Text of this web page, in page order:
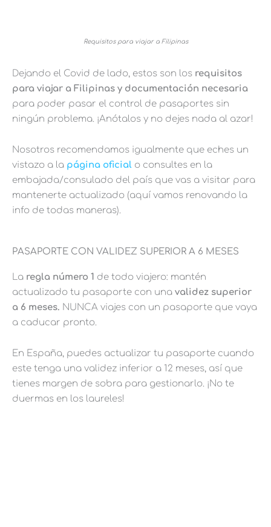
Requisitos para viajar a Filipinas
Dejando el Covid de lado, estos son los requisitos
para viajar a Filipinas y documentación necesaria
para poder pasar el control de pasaportes sin
ningún problema. ¡Anótalos y no dejes nada al azar!
Nosotros recomendamos igualmente que eches un
vistazo a la página oficial o consultes en la
embajada/consulado del país que vas a visitar para
mantenerte actualizado (aquí vamos renovando la
info de todas maneras).
PASAPORTE CON VALIDEZ SUPERIOR A 6 MESES
La regla número 1 de todo viajero: mantén
actualizado tu pasaporte con una validez superior
a 6 meses. NUNCA viajes con un pasaporte que vaya
a caducar pronto.
En España, puedes actualizar tu pasaporte cuando
este tenga una validez inferior a 12 meses, así que
tienes margen de sobra para gestionarlo. ¡No te
duermas en los laureles!